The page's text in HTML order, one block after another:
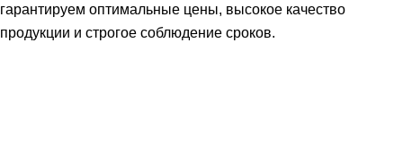
гарантируем оптимальные цены, высокое качество
продукции и строгое соблюдение сроков.